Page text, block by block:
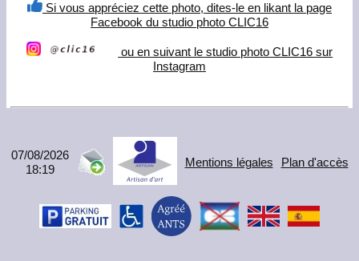
Si vous appréciez cette photo, dites-le en likant la page
Facebook du studio photo CLIC16
ou en suivant le studio photo CLIC16 sur
Instagram
07/08/2026
18:19
Mentions légales Plan d'accès